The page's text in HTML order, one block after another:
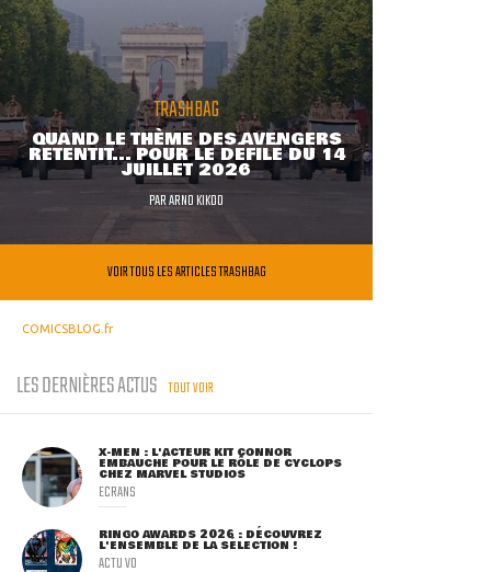
TRASHBAG
QUAND LE THÈME DES AVENGERS
RETENTIT... POUR LE DÉFILÉ DU 14
JUILLET 2026
PARARNO KIKOO
VOIR TOUS LES ARTICLES TRASHBAG
COMICSBLOG.fr
LES DERNIÈRES ACTUS TOUT VOIR
X-MEN : L'ACTEUR KIT CONNOR
EMBAUCHÉ POUR LE RÔLE DE CYCLOPS
CHEZ MARVEL STUDIOS
ECRANS
RINGO AWARDS 2026 : DÉCOUVREZ
L'ENSEMBLE DE LA SÉLECTION !
ACTU VO